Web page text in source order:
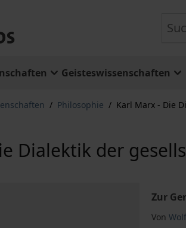
Geisteswissenschaften
/ Philosophie / Karl Marx - Die
Dialektik der
Zur
Von